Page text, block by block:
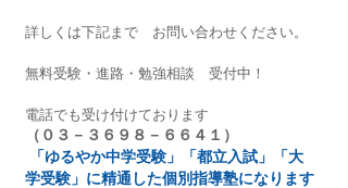
詳しくは下記まで　お問い合わせください。
無料受験・進路・勉強相談　受付中！
電話でも受け付けております
（０３－３６９８－６６４１）
「ゆるやか中学受験」「都立入試」「大
学受験」に精通した個別指導塾になります